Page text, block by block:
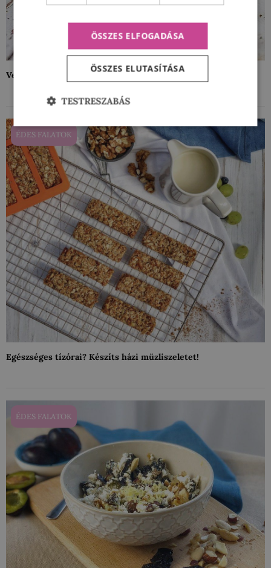
Vegán energiagolyó – az egészséges nasi
ÉDES FALATOK
Egészséges tízórai? Készíts házi müzliszeletet!
ÉDES FALATOK
ÖSSZES ELFOGADÁSA
ÖSSZES ELUTASÍTÁSA
TESTRESZABÁS